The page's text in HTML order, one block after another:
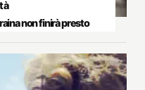
non finirà presto